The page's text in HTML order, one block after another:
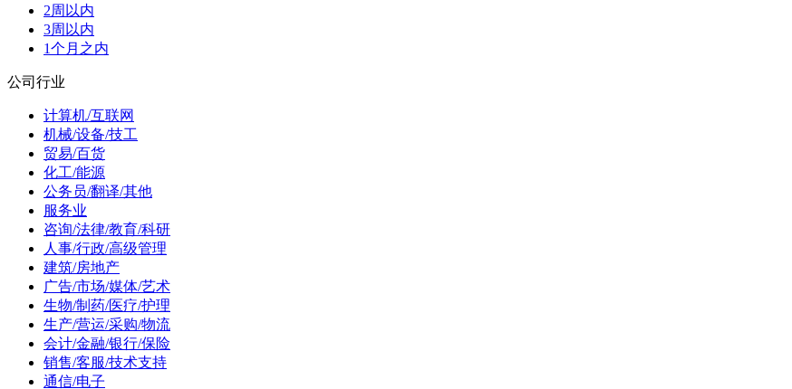
2周以内
3周以内
1个月之内
公司行业
计算机/互联网
机械/设备/技工
贸易/百货
化工/能源
公务员/翻译/其他
服务业
咨询/法律/教育/科研
人事/行政/高级管理
建筑/房地产
广告/市场/媒体/艺术
生物/制药/医疗/护理
生产/营运/采购/物流
会计/金融/银行/保险
销售/客服/技术支持
通信/电子